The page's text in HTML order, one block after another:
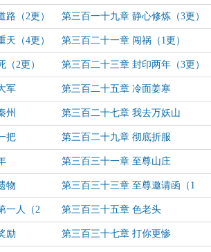
（2更） 第三百一十九章 静心修炼（3更）
（4更） 第三百二十一章 闯祸（1更）
2更） 第三百二十三章 封印两年（3更）
军 第三百二十五章 冷面姜寒
州 第三百二十七章 我去万妖山
把 第三百二十九章 彻底折服
第三百三十一章 至尊山庄
物 第三百三十三章 至尊邀请函（1
更）
一人（2 第三百三十五章 色老头
励 第三百三十七章 打你更惨